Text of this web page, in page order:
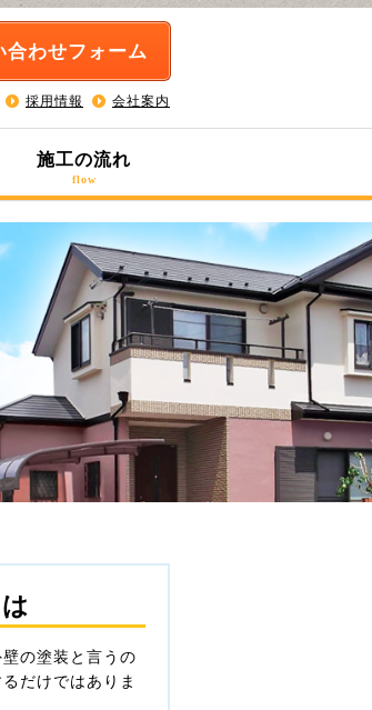
合わせフォーム
採用情報 会社案内
施工の流れ
flow
の塗装と言うの
だけではありま